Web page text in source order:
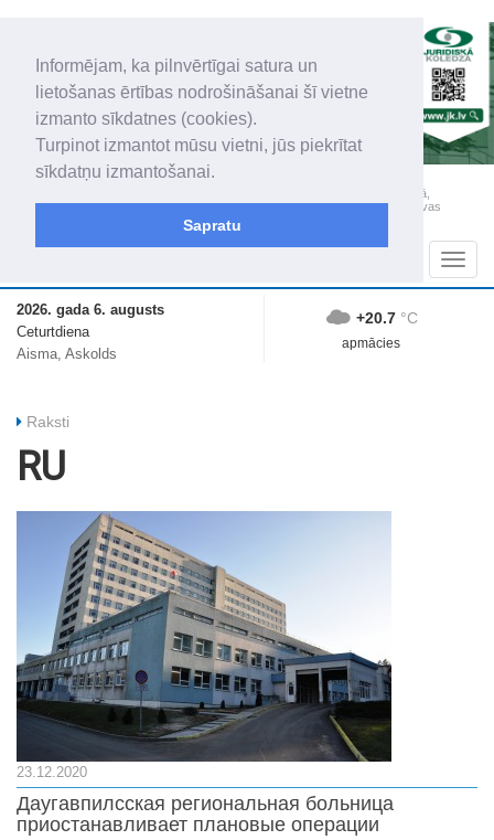
Informējam, ka pilnvērtīgai satura un
lietošanas ērtības nodrošināšanai šī vietne
izmanto sīkdatnes (cookies).
Turpinot izmantot mūsu vietni, jūs piekrītat
sīkdatņu izmantošanai.
Sapratu
„Latgales Laiks” iznāk latviešu un krievu valodās visā Dienvidlatgalē un Sēlijā,
„Latgales Laiks” latviešu valodā aptver Daugavpils valstspilsētu, Augšdaugavas
novadu un apkārtējos novadus un pilsētas.
2026. gada 6. augusts
Ceturtdiena
Aisma, Askolds
+20.7 °C
apmācies
Raksti
RU
23.12.2020
Даугавпилсская региональная больница
приостанавливает плановые операции